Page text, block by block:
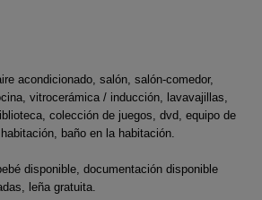
acondicionado, salón, salón-comedor,
vitrocerámica / inducción, lavavajillas,
colección de juegos, dvd, equipo de
baño en la habitación.
disponible, documentación disponible
leña gratuita.